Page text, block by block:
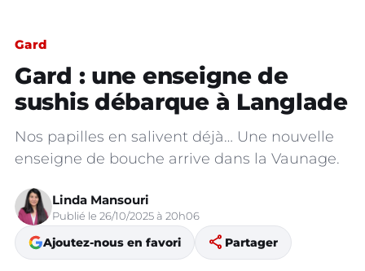
Gard
Gard : une enseigne de
sushis débarque à Langlade
Nos papilles en salivent déjà… Une nouvelle
enseigne de bouche arrive dans la Vaunage.
Linda Mansouri
Publié le 26/10/2025 à 20h06
Ajoutez-nous en favori share Partager